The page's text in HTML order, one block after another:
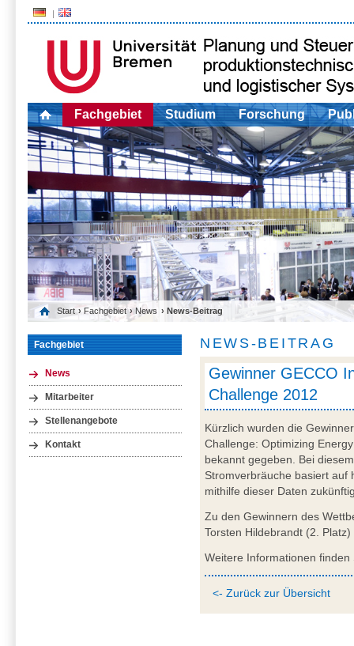
Fachgebiet Studium Forschung
Start › Fachgebiet › News › News-Beitrag
Fachgebiet
News
Mitarbeiter
Stellenangebote
Kontakt
NEWS-BEITRAG
Gewinner GECCO
Challenge 2012
Kürzlich wurden die
Challenge: Optimizing
bekannt gegeben. Bei
Stromverbräuche basiert auf
mithilfe dieser Daten
Zu den Gewinnern des
Torsten Hildebrandt (2.
Weitere Informationen
<- Zurück zur Übersicht